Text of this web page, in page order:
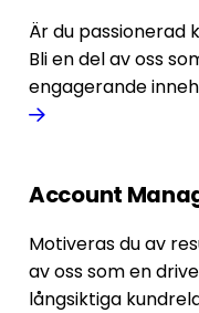
Är du passionerad
Bli en del av oss
engagerande
Account
Motiveras du av
av oss som en
långsiktiga